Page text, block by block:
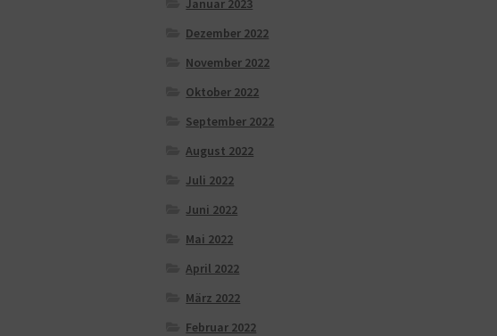
Dezember 2022
November 2022
Oktober 2022
September 2022
August 2022
Juli 2022
Juni 2022
Mai 2022
April 2022
März 2022
Februar 2022